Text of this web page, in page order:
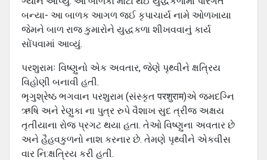
બન્યા- આ બાળક આગળ જઈ કૃપાચાર્ય નામે ઓળખાયા
જેમને બાળ રાજ કુમારોને યુદ્ધકળા શીખવવાનું કાર્ય
સોંપવામાં આવ્યું.
પરશુરામઃ વિષ્ણુનો એક અવતાર, જેણે પૃથ્વીને ક્ષત્રિય
વિહોણી બનાવી હતી.
ભૃગુશ્રેષ્ઠ ભગવાન પરશુરામ (સંસ્કૃત परशुराम)એ જમદગ્નિ
ઋષિ અને રેણુકા ના પુત્ર રુપે વૈશાખ સુદ ત્રીજ અક્ષય
તૃતીયાના રોજ પ્રગટ થયા હતા. તેઓ વિષ્ણુના અવતાર છે
અને હૈહવકુળનો નાશ કરનાર છે. તેમણે પૃથ્વીને એકવીસ
વાર નિ:ક્ષત્રિય કરી હતી.